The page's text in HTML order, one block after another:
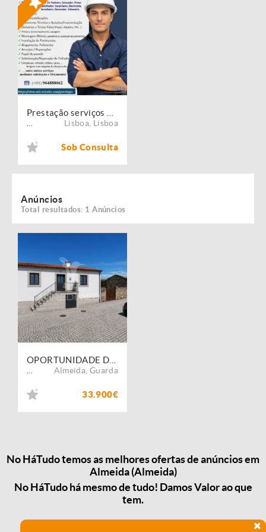
Lisboa Lisboa
Sob Consulta
Anúncios
Total resultados: 1 Anúncios
Almeida Guarda
33.900€
No HáTudo temos as melhores ofertas de anúncios em
Almeida (Almeida)
No HáTudo há mesmo de tudo! Damos Valor ao que
tem.